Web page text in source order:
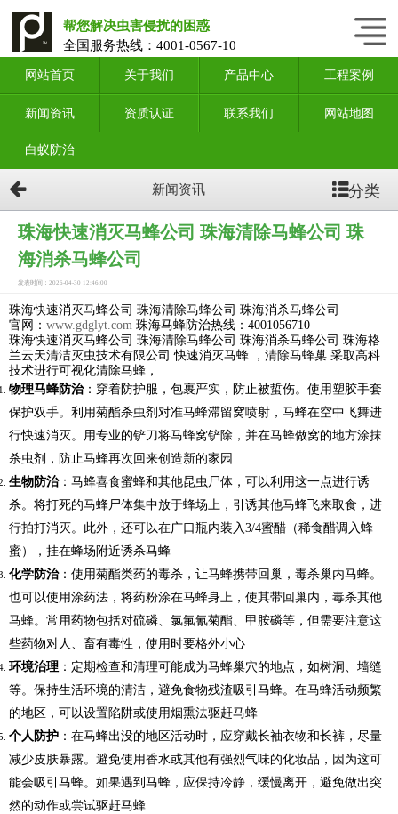
帮您解决虫害侵扰的困惑
全国服务热线：4001-0567-10
网站首页 关于我们 产品中心 工程案例
新闻资讯 资质认证 联系我们 网站地图
白蚁防治
新闻资讯 分类
珠海快速消灭马蜂公司 珠海清除马蜂公司 珠
海消杀马蜂公司
发表时间：2026-04-30 12:46:00
珠海快速消灭马蜂公司 珠海清除马蜂公司 珠海消杀马蜂公司
官网： www.gdglyt.com 珠海马蜂防治热线：4001056710
珠海快速消灭马蜂公司 珠海清除马蜂公司 珠海消杀马蜂公司 珠海格
兰云天清洁灭虫技术有限公司 快速消灭马蜂 ，清除马蜂巢 采取高科
技术进行可视化清除马蜂，
物理马蜂防治：穿着防护服，包裹严实，防止被蜇伤。使用塑胶手套
保护双手。利用菊酯杀虫剂对准马蜂滞留窝喷射，马蜂在空中飞舞进
行快速消灭。用专业的铲刀将马蜂窝铲除，并在马蜂做窝的地方涂抹
杀虫剂，防止马蜂再次回来创造新的家园
生物防治：马蜂喜食蜜蜂和其他昆虫尸体，可以利用这一点进行诱
杀。将打死的马蜂尸体集中放于蜂场上，引诱其他马蜂飞来取食，进
行拍打消灭。此外，还可以在广口瓶内装入3/4蜜醋（稀食醋调入蜂
蜜），挂在蜂场附近诱杀马蜂
化学防治：使用菊酯类药的毒杀，让马蜂携带回巢，毒杀巢内马蜂。
也可以使用涂药法，将药粉涂在马蜂身上，使其带回巢内，毒杀其他
马蜂。常用药物包括对硫磷、氯氟氰菊酯、甲胺磷等，但需要注意这
些药物对人、畜有毒性，使用时要格外小心
环境治理 ：定期检查和清理可能成为马蜂巢穴的地点，如树洞、墙缝
等。保持生活环境的清洁，避免食物残渣吸引马蜂。在马蜂活动频繁
的地区，可以设置陷阱或使用烟熏法驱赶马蜂
个人防护 ：在马蜂出没的地区活动时，应穿戴长袖衣物和长裤，尽量
减少皮肤暴露。避免使用香水或其他有强烈气味的化妆品，因为这可
能会吸引马蜂。如果遇到马蜂，应保持冷静，缓慢离开，避免做出突
然的动作或尝试驱赶马蜂